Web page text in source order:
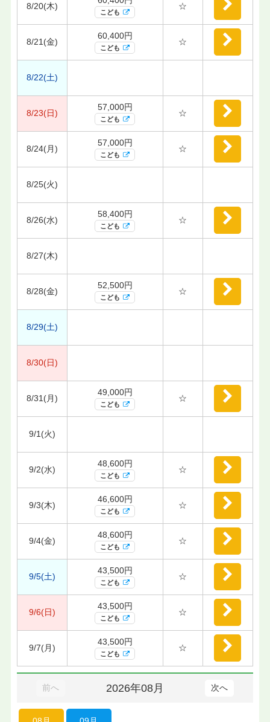
8/20(木)
こども
☆
8/21(金)
60,400円
こども
☆
8/22(土)
8/23(日)
57,000円
こども
☆
8/24(月)
57,000円
こども
☆
8/25(火)
8/26(水)
58,400円
こども
☆
8/27(木)
8/28(金)
52,500円
こども
☆
8/29(土)
8/30(日)
8/31(月)
49,000円
こども
☆
9/1(火)
9/2(水)
48,600円
こども
☆
9/3(木)
46,600円
こども
☆
9/4(金)
48,600円
こども
☆
9/5(土)
43,500円
こども
☆
9/6(日)
43,500円
こども
☆
9/7(月)
43,500円
こども
☆
前へ 2026年08月 次へ